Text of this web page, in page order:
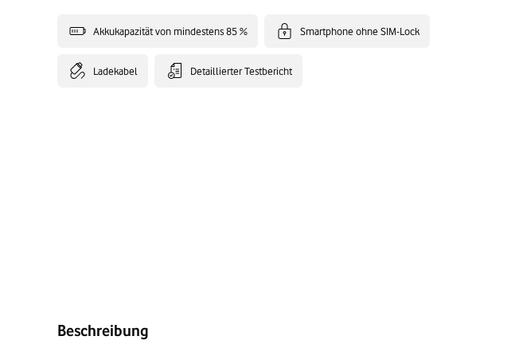
Akkukapazität von mindestens 85 % Smartphone ohne SIM-Lock
Ladekabel Detaillierter Testbericht
Beschreibung